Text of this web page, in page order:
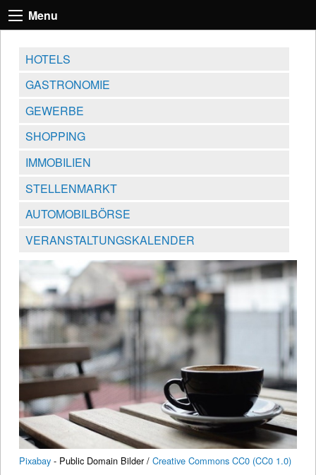
Menu
HOTELS
GASTRONOMIE
GEWERBE
SHOPPING
IMMOBILIEN
STELLENMARKT
AUTOMOBILBÖRSE
VERANSTALTUNGSKALENDER
Pixabay - Public Domain Bilder / Creative Commons CC0 (CC0 1.0)